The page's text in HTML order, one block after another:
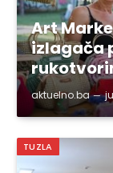
Art
izlagača
aktuelno.ba
TUZLA